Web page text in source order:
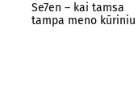
Se7en – kai tamsa
tampa meno kūriniu